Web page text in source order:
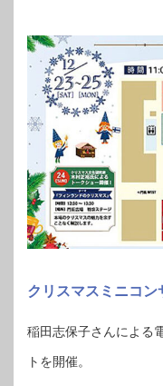
クリスマスミニコン
稲田志保子さんによる
トを開催。